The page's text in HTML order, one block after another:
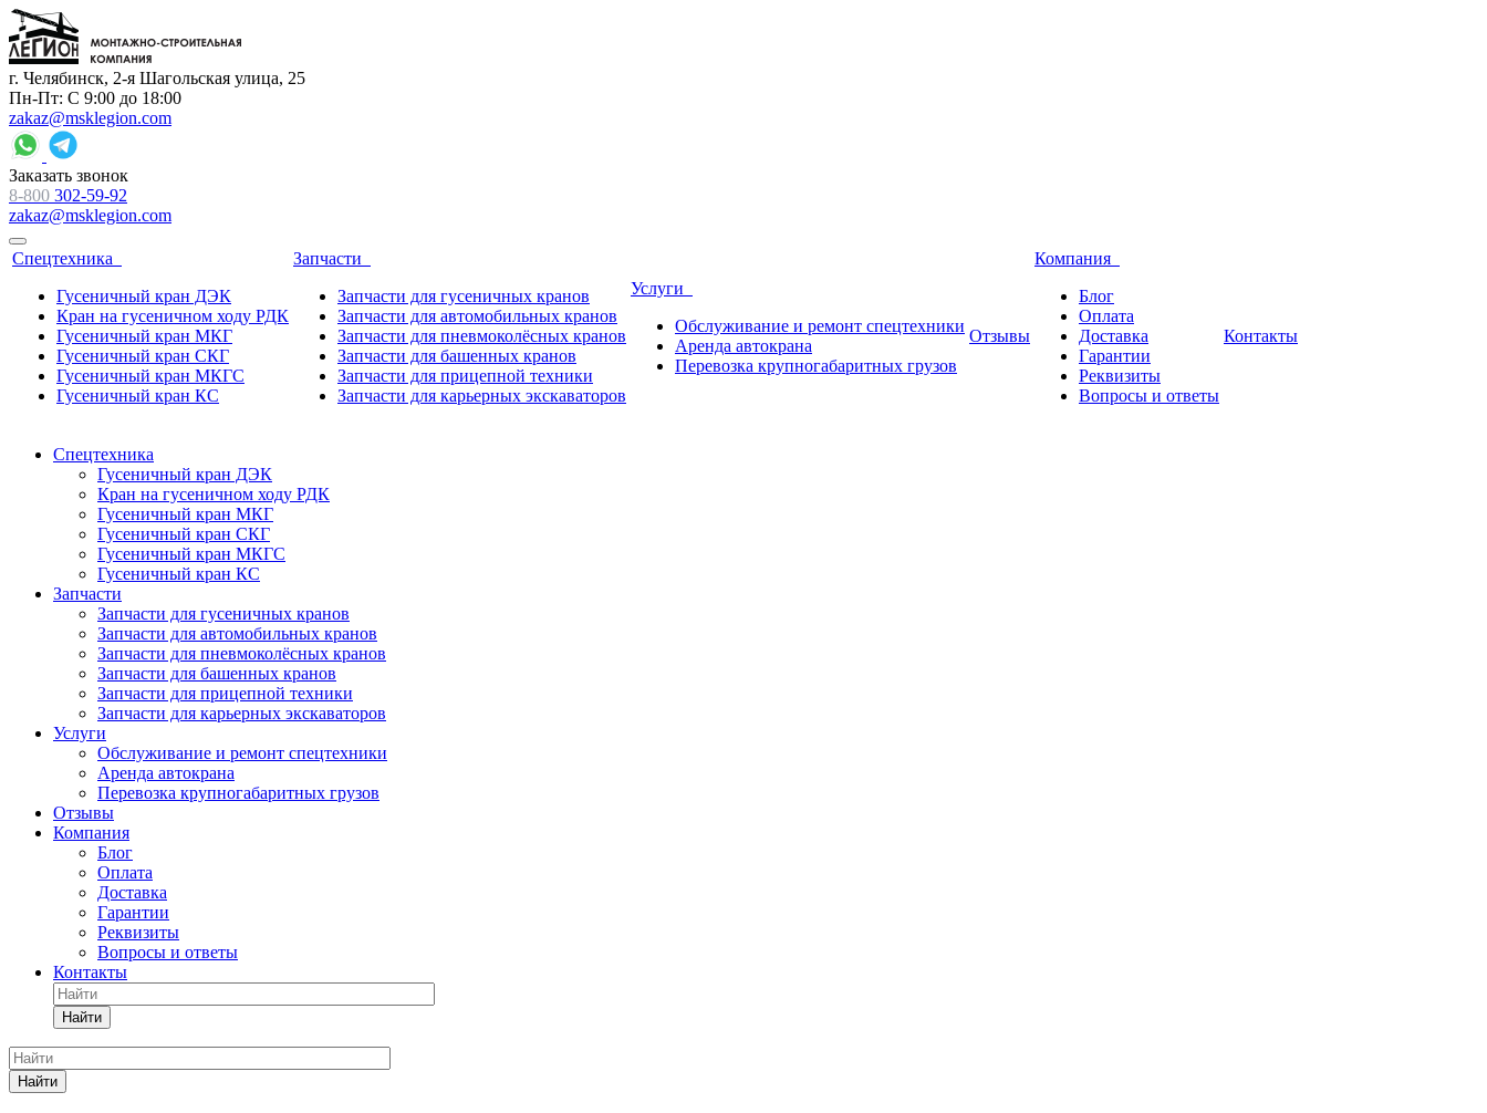
г. Челябинск, 2-я Шагольская улица, 25
Пн-Пт: С 9:00 до 18:00
zakaz@msklegion.com
Заказать звонок
8-800 302-59-92
zakaz@msklegion.com
Спецтехника
Гусеничный кран ДЭК
Кран на гусеничном ходу РДК
Гусеничный кран МКГ
Гусеничный кран СКГ
Гусеничный кран МКГС
Гусеничный кран КС
Запчасти
Запчасти для гусеничных кранов
Запчасти для автомобильных кранов
Запчасти для пневмоколёсных кранов
Запчасти для башенных кранов
Запчасти для прицепной техники
Запчасти для карьерных экскаваторов
Услуги
Обслуживание и ремонт спецтехники
Аренда автокрана
Перевозка крупногабаритных грузов
Отзывы
Компания
Блог
Оплата
Доставка
Гарантии
Реквизиты
Вопросы и ответы
Контакты
Спецтехника
Гусеничный кран ДЭК
Кран на гусеничном ходу РДК
Гусеничный кран МКГ
Гусеничный кран СКГ
Гусеничный кран МКГС
Гусеничный кран КС
Запчасти
Запчасти для гусеничных кранов
Запчасти для автомобильных кранов
Запчасти для пневмоколёсных кранов
Запчасти для башенных кранов
Запчасти для прицепной техники
Запчасти для карьерных экскаваторов
Услуги
Обслуживание и ремонт спецтехники
Аренда автокрана
Перевозка крупногабаритных грузов
Отзывы
Компания
Блог
Оплата
Доставка
Гарантии
Реквизиты
Вопросы и ответы
Контакты
Найти
Найти